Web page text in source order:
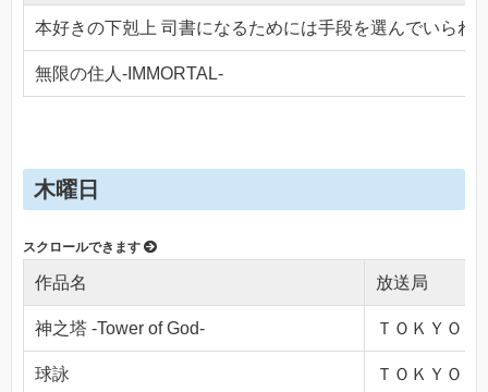
本好きの下剋上 司書になるためには手段を選んでいられ
無限の住人-IMMORTAL-
木曜日
作品名 放送局
神之塔 -Tower of God- ＴＯＫＹＯ
球詠 ＴＯＫＹＯ